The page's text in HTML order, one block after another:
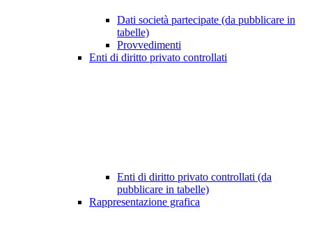
Dati società partecipate (da pubblicare in
tabelle)
Provvedimenti
Enti di diritto privato controllati
Enti di diritto privato controllati (da
pubblicare in tabelle)
Rappresentazione grafica